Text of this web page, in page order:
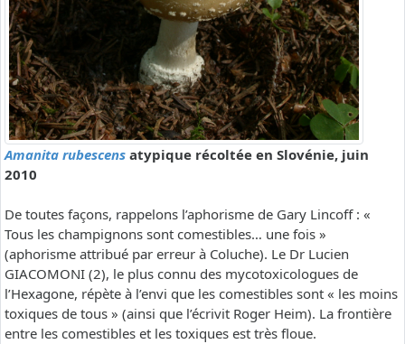
Amanita rubescens atypique récoltée en Slovénie, juin
2010
De toutes façons, rappelons l’aphorisme de Gary Lincoff : «
Tous les champignons sont comestibles… une fois »
(aphorisme attribué par erreur à Coluche). Le Dr Lucien
GIACOMONI (2), le plus connu des mycotoxicologues de
l’Hexagone, répète à l’envi que les comestibles sont « les moins
toxiques de tous » (ainsi que l’écrivit Roger Heim). La frontière
entre les comestibles et les toxiques est très floue.